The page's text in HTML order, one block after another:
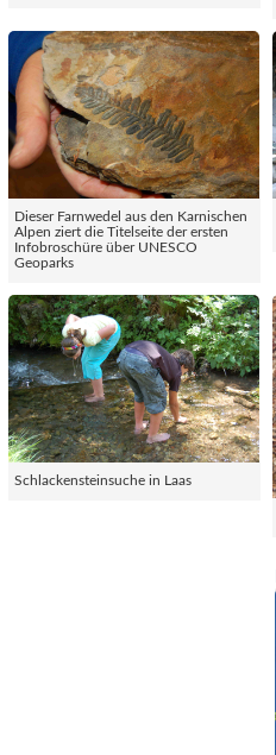
Dieser Farnwedel aus den Karnischen
Alpen ziert die Titelseite der ersten
Infobroschüre über UNESCO
Geoparks
Schlackensteinsuche in Laas